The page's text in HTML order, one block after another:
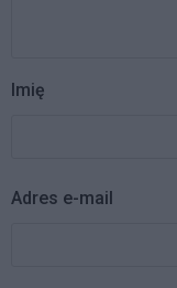
Imię
Adres e-mail